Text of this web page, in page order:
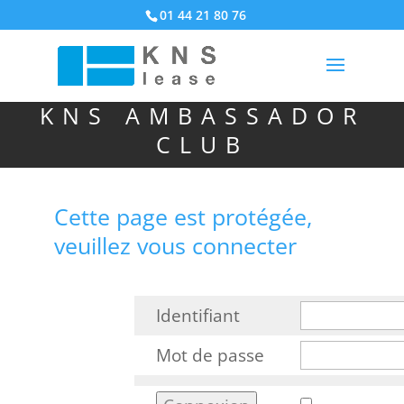
01 44 21 80 76
KNS AMBASSADOR
CLUB
Cette page est protégée,
veuillez vous connecter
Identifiant
Mot de passe